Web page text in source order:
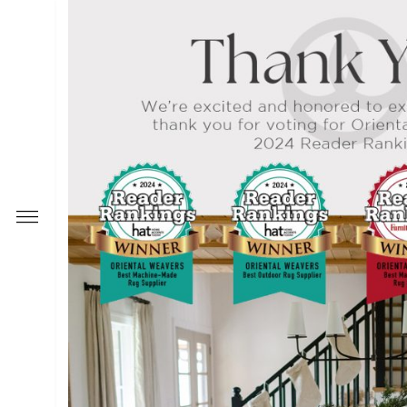
علاقات المستثمرين
المستثمرين
أساسية عن السهم والشركة
والتقارير الاستثمارية
و إفصاحات
النتائج